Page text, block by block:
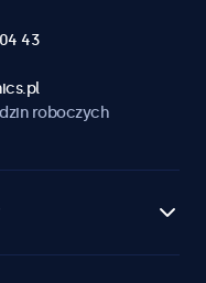
43
roboczych